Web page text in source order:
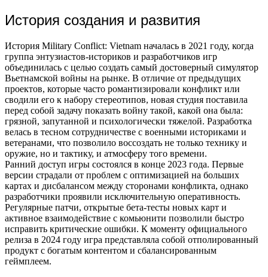
История создания и развития
История Military Conflict: Vietnam началась в 2021 году, когда
группа энтузиастов-историков и разработчиков игр
объединилась с целью создать самый достоверный симулятор
Вьетнамской войны на рынке. В отличие от предыдущих
проектов, которые часто романтизировали конфликт или
сводили его к набору стереотипов, новая студия поставила
перед собой задачу показать войну такой, какой она была:
грязной, запутанной и психологически тяжелой. Разработка
велась в тесном сотрудничестве с военными историками и
ветеранами, что позволило воссоздать не только технику и
оружие, но и тактику, и атмосферу того времени.
Ранний доступ игры состоялся в конце 2023 года. Первые
версии страдали от проблем с оптимизацией на больших
картах и дисбалансом между сторонами конфликта, однако
разработчики проявили исключительную оперативность.
Регулярные патчи, открытые бета-тесты новых карт и
активное взаимодействие с комьюнити позволили быстро
исправить критические ошибки. К моменту официального
релиза в 2024 году игра представляла собой отполированный
продукт с богатым контентом и сбалансированным
геймплеем.